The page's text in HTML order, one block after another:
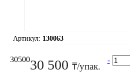
Артикул: 130063
3050030 500 ₸/упак.
-